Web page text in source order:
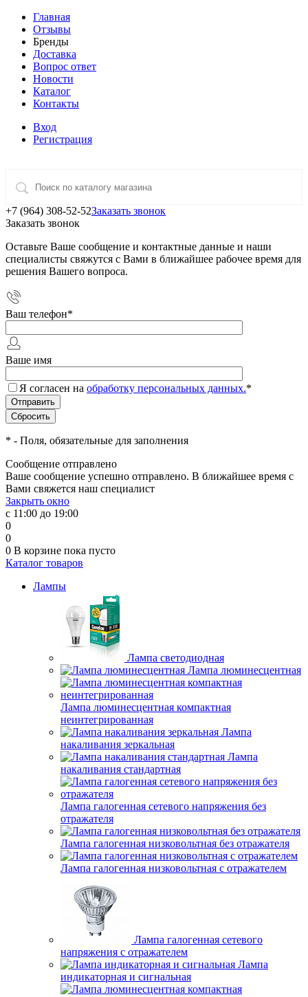
Главная
Отзывы
Бренды
Доставка
Вопрос ответ
Новости
Каталог
Контакты
Вход
Регистрация
+7 (964) 308-52-52Заказать звонок
Заказать звонок
Оставьте Ваше сообщение и контактные данные и наши
специалисты свяжутся с Вами в ближайшее рабочее время для
решения Вашего вопроса.
Ваш телефон*
Ваше имя
Я согласен на обработку персональных данных.*
* - Поля, обязательные для заполнения
Сообщение отправлено
Ваше сообщение успешно отправлено. В ближайшее время с
Вами свяжется наш специалист
Закрыть окно
с 11:00 до 19:00
0
0
0 В корзине пока пусто
Каталог товаров
Лампы
Лампа светодиодная
Лампа люминесцентная
Лампа люминесцентная компактная
неинтегрированная
Лампа
накаливания зеркальная
Лампа
накаливания стандартная
Лампа галогенная сетевого напряжения без
отражателя
Лампа галогенная низковольтная без отражателя
Лампа галогенная низковольтная с отражателем
Лампа галогенная сетевого
напряжения с отражателем
Лампа
индикаторная и сигнальная